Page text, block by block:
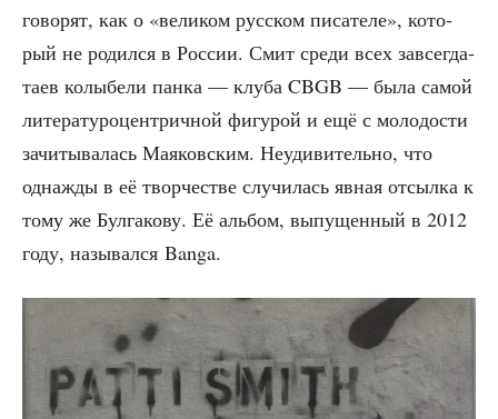
гово­рят, как о «вели­ком рус­ском писа­те­ле», кото­
рый не родил­ся в Рос­сии. Смит сре­ди всех завсе­гда­
та­ев колы­бе­ли пан­ка — клу­ба CBGB — была самой
лите­ра­ту­ро­цен­трич­ной фигу­рой и ещё с моло­до­сти
зачи­ты­ва­лась Мая­ков­ским. Неуди­ви­тель­но, что
одна­жды в её твор­че­стве слу­чи­лась явная отсыл­ка к
тому же Бул­га­ко­ву. Её аль­бом, выпу­щен­ный в 2012
году, назы­вал­ся Banga.